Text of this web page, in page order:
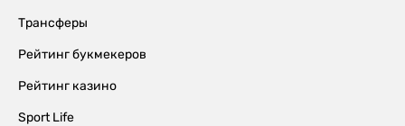
Трансферы
Рейтинг букмекеров
Рейтинг казино
Sport Life